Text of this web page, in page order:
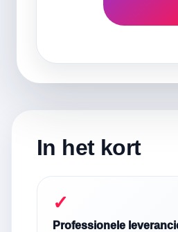
In het kort
✓
Professionele